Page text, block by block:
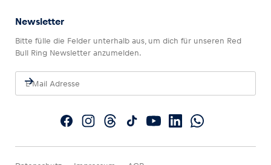
Newsletter
Bitte fülle die Felder unterhalb aus, um dich für unseren Red
Bull Ring Newsletter anzumelden.